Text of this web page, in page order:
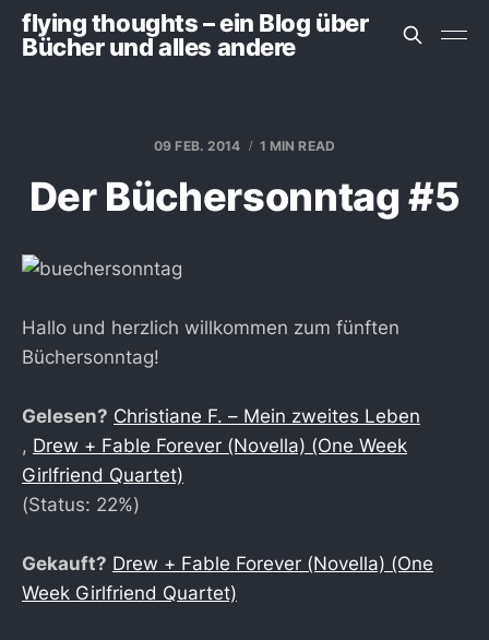
flying thoughts – ein Blog über
Bücher und alles andere
09 FEB. 2014 1 MIN READ
Der Büchersonntag #5
Hallo und herzlich willkommen zum fünften
Büchersonntag!
Gelesen? Christiane F. – Mein zweites Leben
, Drew + Fable Forever (Novella) (One Week
Girlfriend Quartet)
(Status: 22%)
Gekauft? Drew + Fable Forever (Novella) (One
Week Girlfriend Quartet)